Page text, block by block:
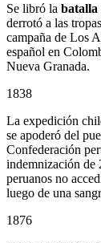
Se libró la batalla
derrotó a las
campaña de Los
español en
Nueva Granada.
1838
La expedición
se apoderó del
Confederación
indemnización de
peruanos no
luego de una
1876